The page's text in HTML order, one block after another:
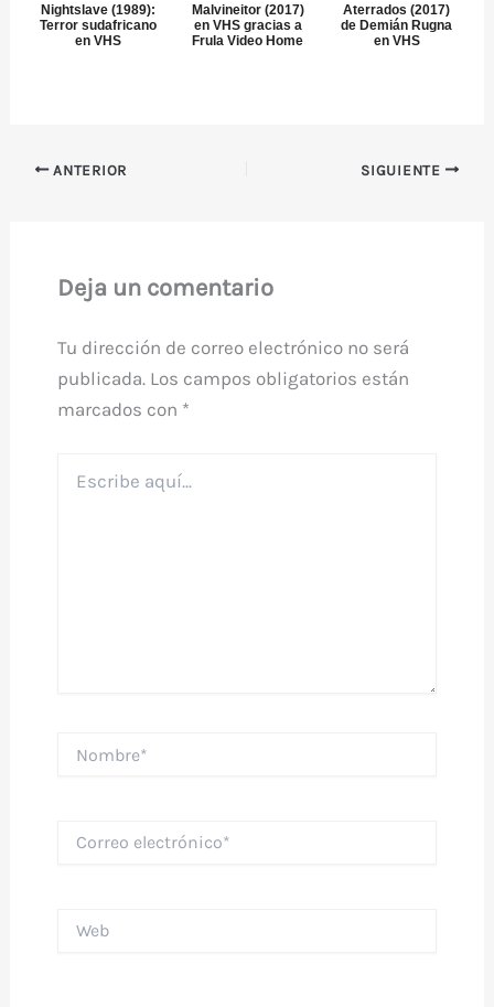
Nightslave (1989):
Terror sudafricano
en VHS
Malvineitor (2017)
en VHS gracias a
Frula Video Home
Aterrados (2017)
de Demián Rugna
en VHS
ANTERIOR SIGUIENTE
Deja un comentario
Tu dirección de correo electrónico no será
publicada. Los campos obligatorios están
marcados con *
aquí...
electrónico*